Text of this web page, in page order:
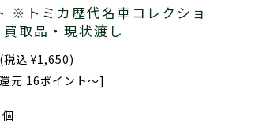
トミカ歴代名車コレクショ
取品・現状渡し
(税込 ¥1,650)
元 16ポイント～]
個